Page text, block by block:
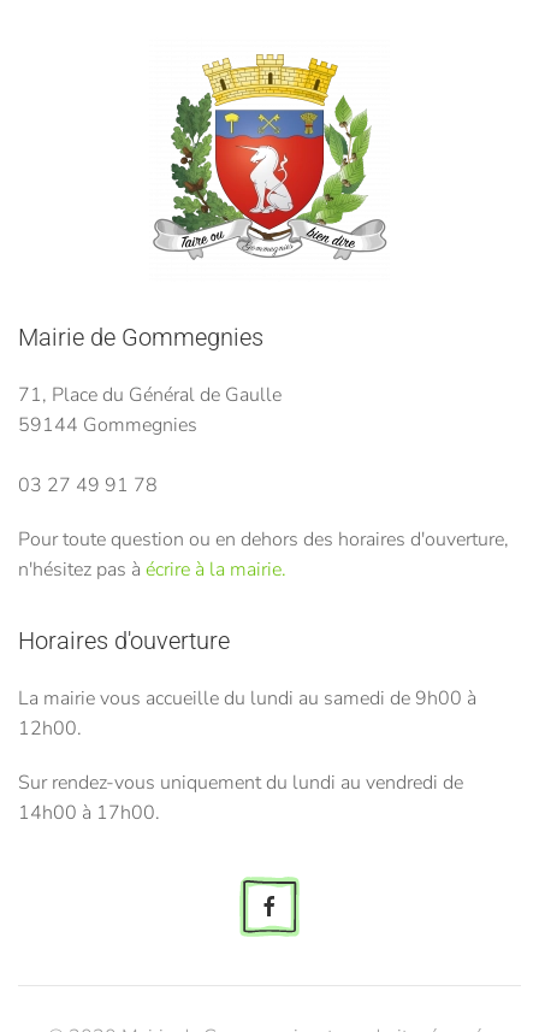
Mairie de Gommegnies
71, Place du Général de Gaulle
59144 Gommegnies
03 27 49 91 78
Pour toute question ou en dehors des horaires d'ouverture,
n'hésitez pas à écrire à la mairie.
Horaires d'ouverture
La mairie vous accueille du lundi au samedi de 9h00 à
12h00.
Sur rendez-vous uniquement du lundi au vendredi de
14h00 à 17h00.